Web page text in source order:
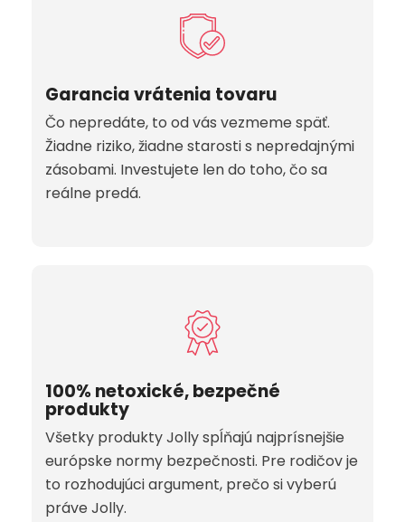
Garancia vrátenia tovaru
Čo nepredáte, to od vás vezmeme späť.
Žiadne riziko, žiadne starosti s nepredajnými
zásobami. Investujete len do toho, čo sa
reálne predá.
100% netoxické, bezpečné
produkty
Všetky produkty Jolly spĺňajú najprísnejšie
európske normy bezpečnosti. Pre rodičov je
to rozhodujúci argument, prečo si vyberú
práve Jolly.